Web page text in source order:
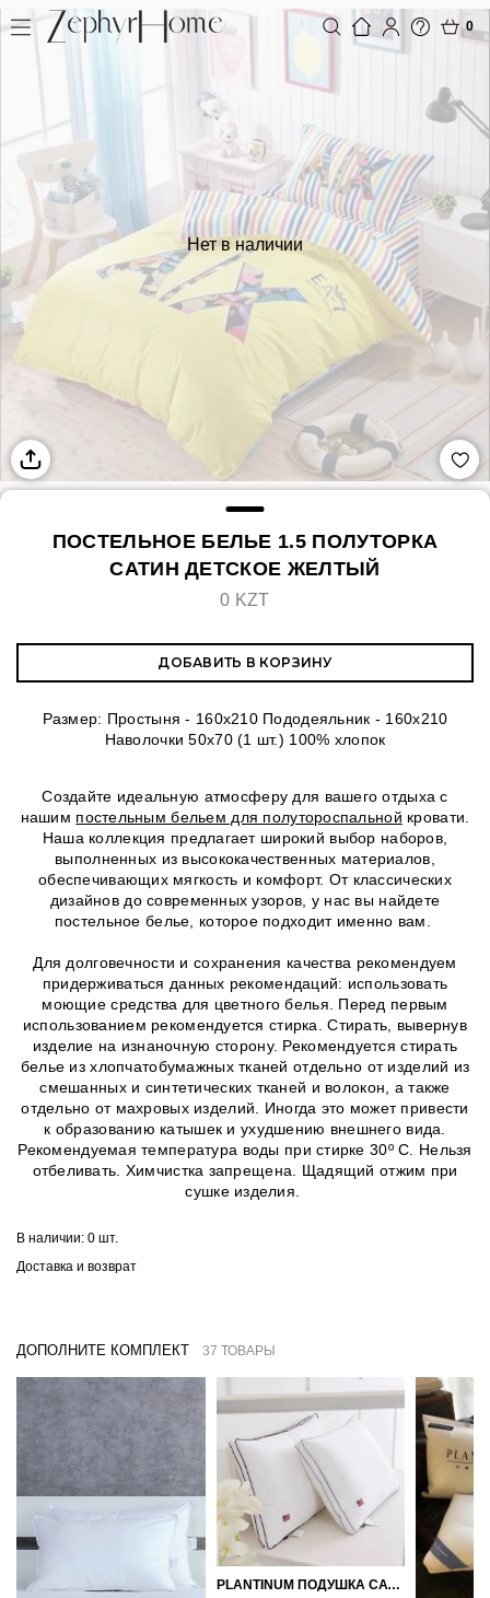
0
Нет в наличии
ПОСТЕЛЬНОЕ БЕЛЬЕ 1.5 ПОЛУТОРКА
САТИН ДЕТСКОЕ ЖЕЛТЫЙ
0 KZT
ДОБАВИТЬ В КОРЗИНУ
Размер: Простыня - 160x210 Пододеяльник - 160х210
Наволочки 50х70 (1 шт.) 100% хлопок
Создайте идеальную атмосферу для вашего отдыха с
нашим постельным бельем для полутороспальной кровати.
Наша коллекция предлагает широкий выбор наборов,
выполненных из высококачественных материалов,
обеспечивающих мягкость и комфорт. От классических
дизайнов до современных узоров, у нас вы найдете
постельное белье, которое подходит именно вам.
Для долговечности и сохранения качества рекомендуем
придерживаться данных рекомендаций: использовать
моющие средства для цветного белья. Перед первым
использованием рекомендуется стирка. Стирать, вывернув
изделие на изнаночную сторону. Рекомендуется стирать
белье из хлопчатобумажных тканей отдельно от изделий из
смешанных и синтетических тканей и волокон, а также
отдельно от махровых изделий. Иногда это может привести
к образованию катышек и ухудшению внешнего вида.
Рекомендуемая температура воды при стирке 30º C. Нельзя
отбеливать. Химчистка запрещена. Щадящий отжим при
сушке изделия.
В наличии: 0 шт.
Доставка и возврат
ДОПОЛНИТЕ КОМПЛЕКТ 37 ТОВАРЫ
PLANTINUM ПОДУШКА САТИН, ШЕЛК 50Х70